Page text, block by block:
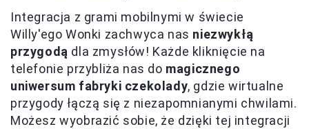
Integracja z grami mobilnymi w świecie
Willy'ego Wonki zachwyca nas niezwykłą
przygodą dla zmysłów! Każde kliknięcie na
telefonie przybliża nas do magicznego
uniwersum fabryki czekolady, gdzie wirtualne
przygody łączą się z niezapomnianymi chwilami.
Możesz wyobrazić sobie, że dzięki tej integracji